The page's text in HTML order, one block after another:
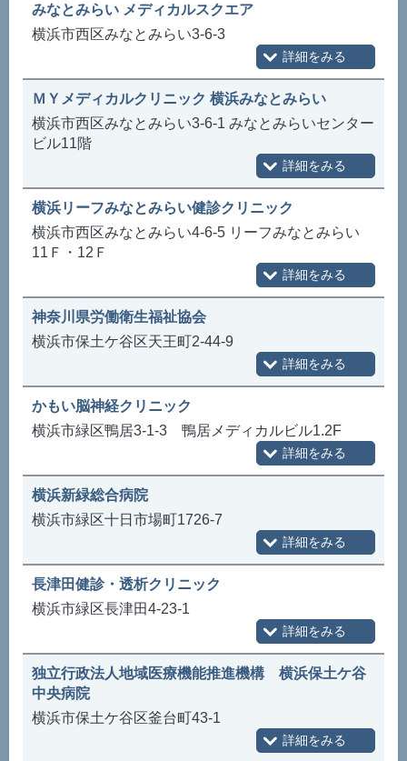
みなとみらい メディカルスクエア
横浜市西区みなとみらい3-6-3
ＭＹメディカルクリニック 横浜みなとみらい
横浜市西区みなとみらい3-6-1 みなとみらいセンター
ビル11階
横浜リーフみなとみらい健診クリニック
横浜市西区みなとみらい4-6-5 リーフみなとみらい
11Ｆ・12Ｆ
神奈川県労働衛生福祉協会
横浜市保土ケ谷区天王町2-44-9
かもい脳神経クリニック
横浜市緑区鴨居3-1-3 鴨居メディカルビル1.2F
横浜新緑総合病院
横浜市緑区十日市場町1726-7
長津田健診・透析クリニック
横浜市緑区長津田4-23-1
独立行政法人地域医療機能推進機構 横浜保土ケ谷
中央病院
横浜市保土ケ谷区釜台町43-1